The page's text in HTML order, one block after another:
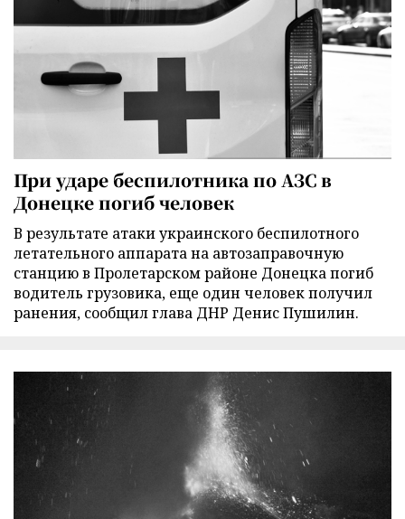
При ударе беспилотника по АЗС в
Донецке погиб человек
В результате атаки украинского беспилотного
летательного аппарата на автозаправочную
станцию в Пролетарском районе Донецка погиб
водитель грузовика, еще один человек получил
ранения, сообщил глава ДНР Денис Пушилин.